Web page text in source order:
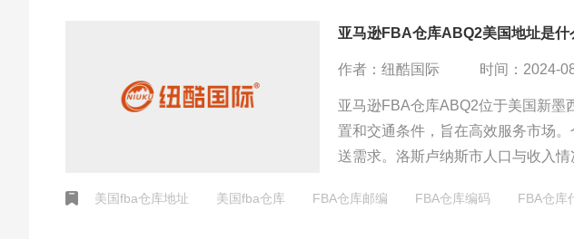
亚马逊FBA仓库ABQ2美国地址是什
作者：纽酷国际 时间：2024-
亚马逊FBA仓库ABQ2位于美国新墨
置和交通条件，旨在高效服务市场
送需求。洛斯卢纳斯市人口与收入
美国fba仓库地址 美国fba仓库 FBA仓库邮编 FBA仓库编码 FBA仓库